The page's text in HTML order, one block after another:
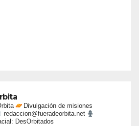
Divulgación de misiones
redaccion@fueradeorbita.net
DesOrbitados